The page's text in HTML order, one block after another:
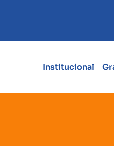
Institucional